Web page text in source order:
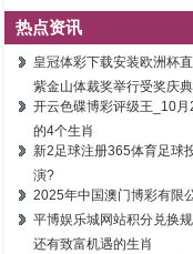
热点资讯
皇冠体彩下载安装欧洲杯
紫金山体裁奖举行受奖庆典
开云色碟博彩评级王_10
的4个生肖
新2足球注册365体育足球
演?
2025年中国澳门博彩有限
平博娱乐城网站积分兑换
还有致富机遇的生肖